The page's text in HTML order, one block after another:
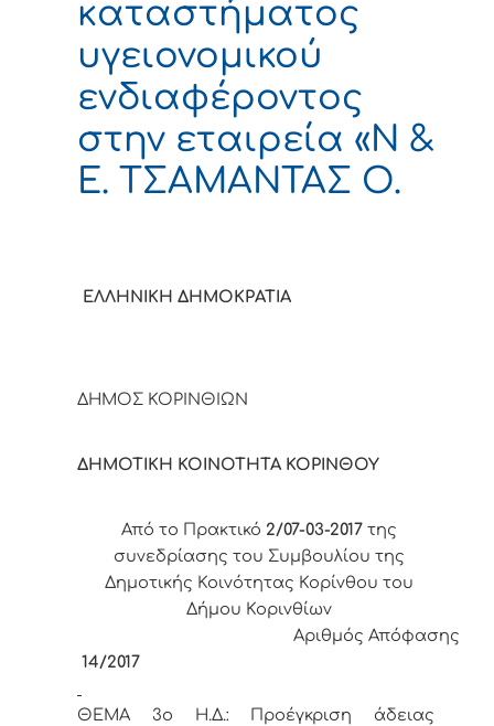
καταστήματος
υγειονομικού
ενδιαφέροντος
στην εταιρεία «Ν &
Ε. ΤΣΑΜΑΝΤΑΣ Ο.
ΕΛΛΗΝΙΚΗ ΔΗΜΟΚΡΑΤΙΑ
ΔΗΜΟΣ ΚΟΡΙΝΘΙΩΝ
ΔΗΜΟΤΙΚΗ ΚΟΙΝΟΤΗΤΑ ΚΟΡΙΝΘΟΥ
Από το Πρακτικό 2/07-03-2017της
συνεδρίασης του Συμβουλίου της
Δημοτικής Κοινότητας Κορίνθου του
Δήμου Κορινθίων
Αριθμός Απόφασης
14/2017
ΘΕΜΑ 3o Η.Δ.:
Προέγκριση άδειας